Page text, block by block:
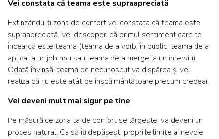
Vei constata că teama este supraapreciată
Extinzându-ți zona de confort vei constata că teama este
supraapreciată. Vei descoperi că primul sentiment care te
încearcă este teama (teama de a vorbi în public, teama de a
aplica la un job nou sau teama de a merge la un interviu).
Odată învinsă, teama de necunoscut va dispărea și vei
realiza că nu este atât de înspăimântătoare precum credeai.
Vei deveni mult mai sigur pe tine
Pe măsură ce zona ta de confort se lărgește, va deveni un
proces natural. Ca să îți depășești propriile limite ai nevoie